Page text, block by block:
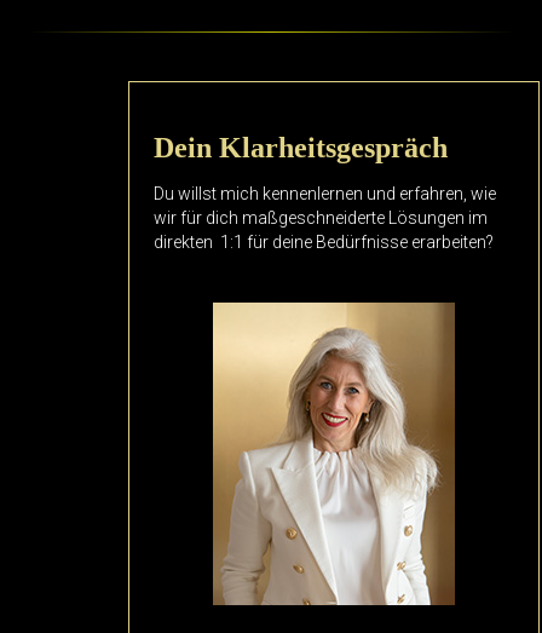
Dein Klarheitsgespräch
Du willst mich kennenlernen und erfahren, wie
wir für dich maßgeschneiderte Lösungen im
direkten 1:1 für deine Bedürfnisse erarbeiten?